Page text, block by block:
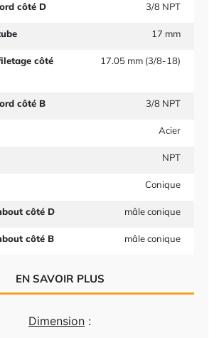
côté D 3/8 NPT
17 mm
côté
17.05 mm (3/8-18)
côté B 3/8 NPT
Acier
NPT
Conique
côté D mâle conique
côté B mâle conique
EN SAVOIR PLUS
Dimension :